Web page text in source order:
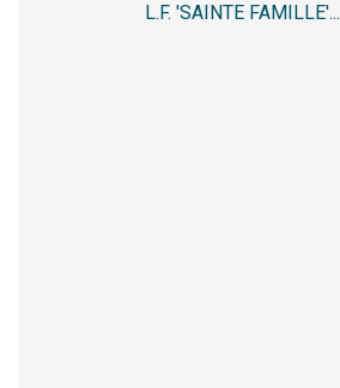
L.F. 'SAINTE FAMILLE'...